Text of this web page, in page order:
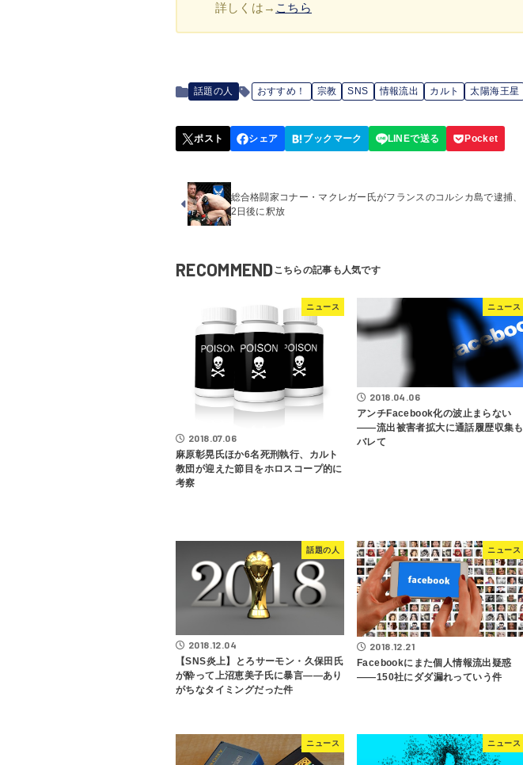
詳しくは→ こちら
話題の人 おすすめ！ 宗教 SNS 情報流出 カルト 太陽海王星
総合格闘家コナー・マクレガー氏がフランスのコルシカ島で逮捕、
2日後に釈放
RECOMMEND
ニュース
2018.07.06
麻原彰晃氏ほか6名死刑執行、カルト
教団が迎えた節目をホロスコープ的に
考察
ニュース
2018.04.06
アンチFacebook化の波止まらない
――流出被害者拡大に通話履歴収集も
バレて
話題の人
2018.12.04
【SNS炎上】とろサーモン・久保田氏
が酔って上沼恵美子氏に暴言――あり
がちなタイミングだった件
ニュース
2018.12.21
Facebookにまた個人情報流出疑惑
――150社にダダ漏れっていう件
ニュース ニュース